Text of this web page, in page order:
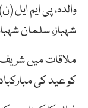
والدہ، پی ایم
شہباز، سلمان
ملاقات میں شریف
کو عید کی